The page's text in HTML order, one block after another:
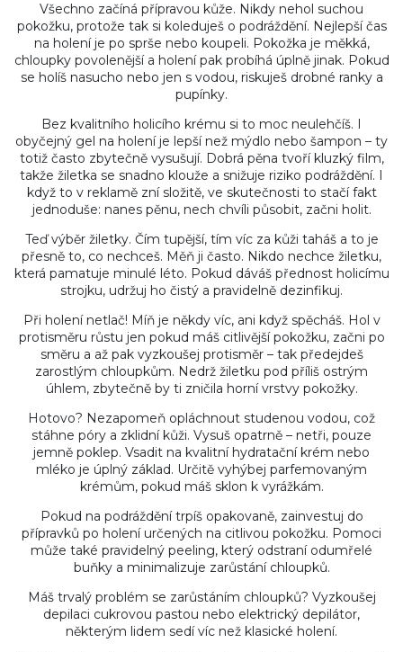
Všechno začíná přípravou kůže. Nikdy nehol suchou
pokožku, protože tak si koleduješ o podráždění. Nejlepší čas
na holení je po sprše nebo koupeli. Pokožka je měkká,
chloupky povolenější a holení pak probíhá úplně jinak. Pokud
se holíš nasucho nebo jen s vodou, riskuješ drobné ranky a
pupínky.
Bez kvalitního holicího krému si to moc neulehčíš. I
obyčejný gel na holení je lepší než mýdlo nebo šampon – ty
totiž často zbytečně vysušují. Dobrá pěna tvoří kluzký film,
takže žiletka se snadno klouže a snižuje riziko podráždění. I
když to v reklamě zní složitě, ve skutečnosti to stačí fakt
jednoduše: nanes pěnu, nech chvíli působit, začni holit.
Teď výběr žiletky. Čím tupější, tím víc za kůži taháš a to je
přesně to, co nechceš. Měň ji často. Nikdo nechce žiletku,
která pamatuje minulé léto. Pokud dáváš přednost holicímu
strojku, udržuj ho čistý a pravidelně dezinfikuj.
Při holení netlač! Míň je někdy víc, ani když spěcháš. Hol v
protisměru růstu jen pokud máš citlivější pokožku, začni po
směru a až pak vyzkoušej protisměr – tak předejdeš
zarostlým chloupkům. Nedrž žiletku pod příliš ostrým
úhlem, zbytečně by ti zničila horní vrstvy pokožky.
Hotovo? Nezapomeň opláchnout studenou vodou, což
stáhne póry a zklidní kůži. Vysuš opatrně – netři, pouze
jemně poklep. Vsadit na kvalitní hydratační krém nebo
mléko je úplný základ. Určitě vyhýbej parfemovaným
krémům, pokud máš sklon k vyrážkám.
Pokud na podráždění trpíš opakovaně, zainvestuj do
přípravků po holení určených na citlivou pokožku. Pomoci
může také pravidelný peeling, který odstraní odumřelé
buňky a minimalizuje zarůstání chloupků.
Máš trvalý problém se zarůstáním chloupků? Vyzkoušej
depilaci cukrovou pastou nebo elektrický depilátor,
některým lidem sedí víc než klasické holení.